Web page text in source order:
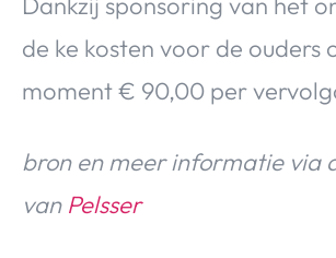
de ke kosten voor de ouders
moment € 90,00 per
bron en meer informatie via
van Pelsser